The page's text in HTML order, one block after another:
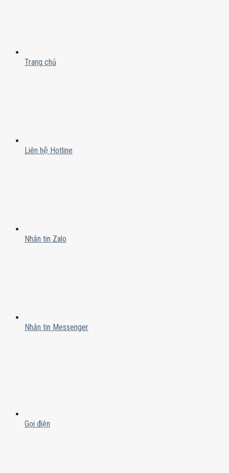
Trang chủ
Liên hệ Hotline
Nhắn tin Zalo
Nhắn tin Messenger
Gọi điện